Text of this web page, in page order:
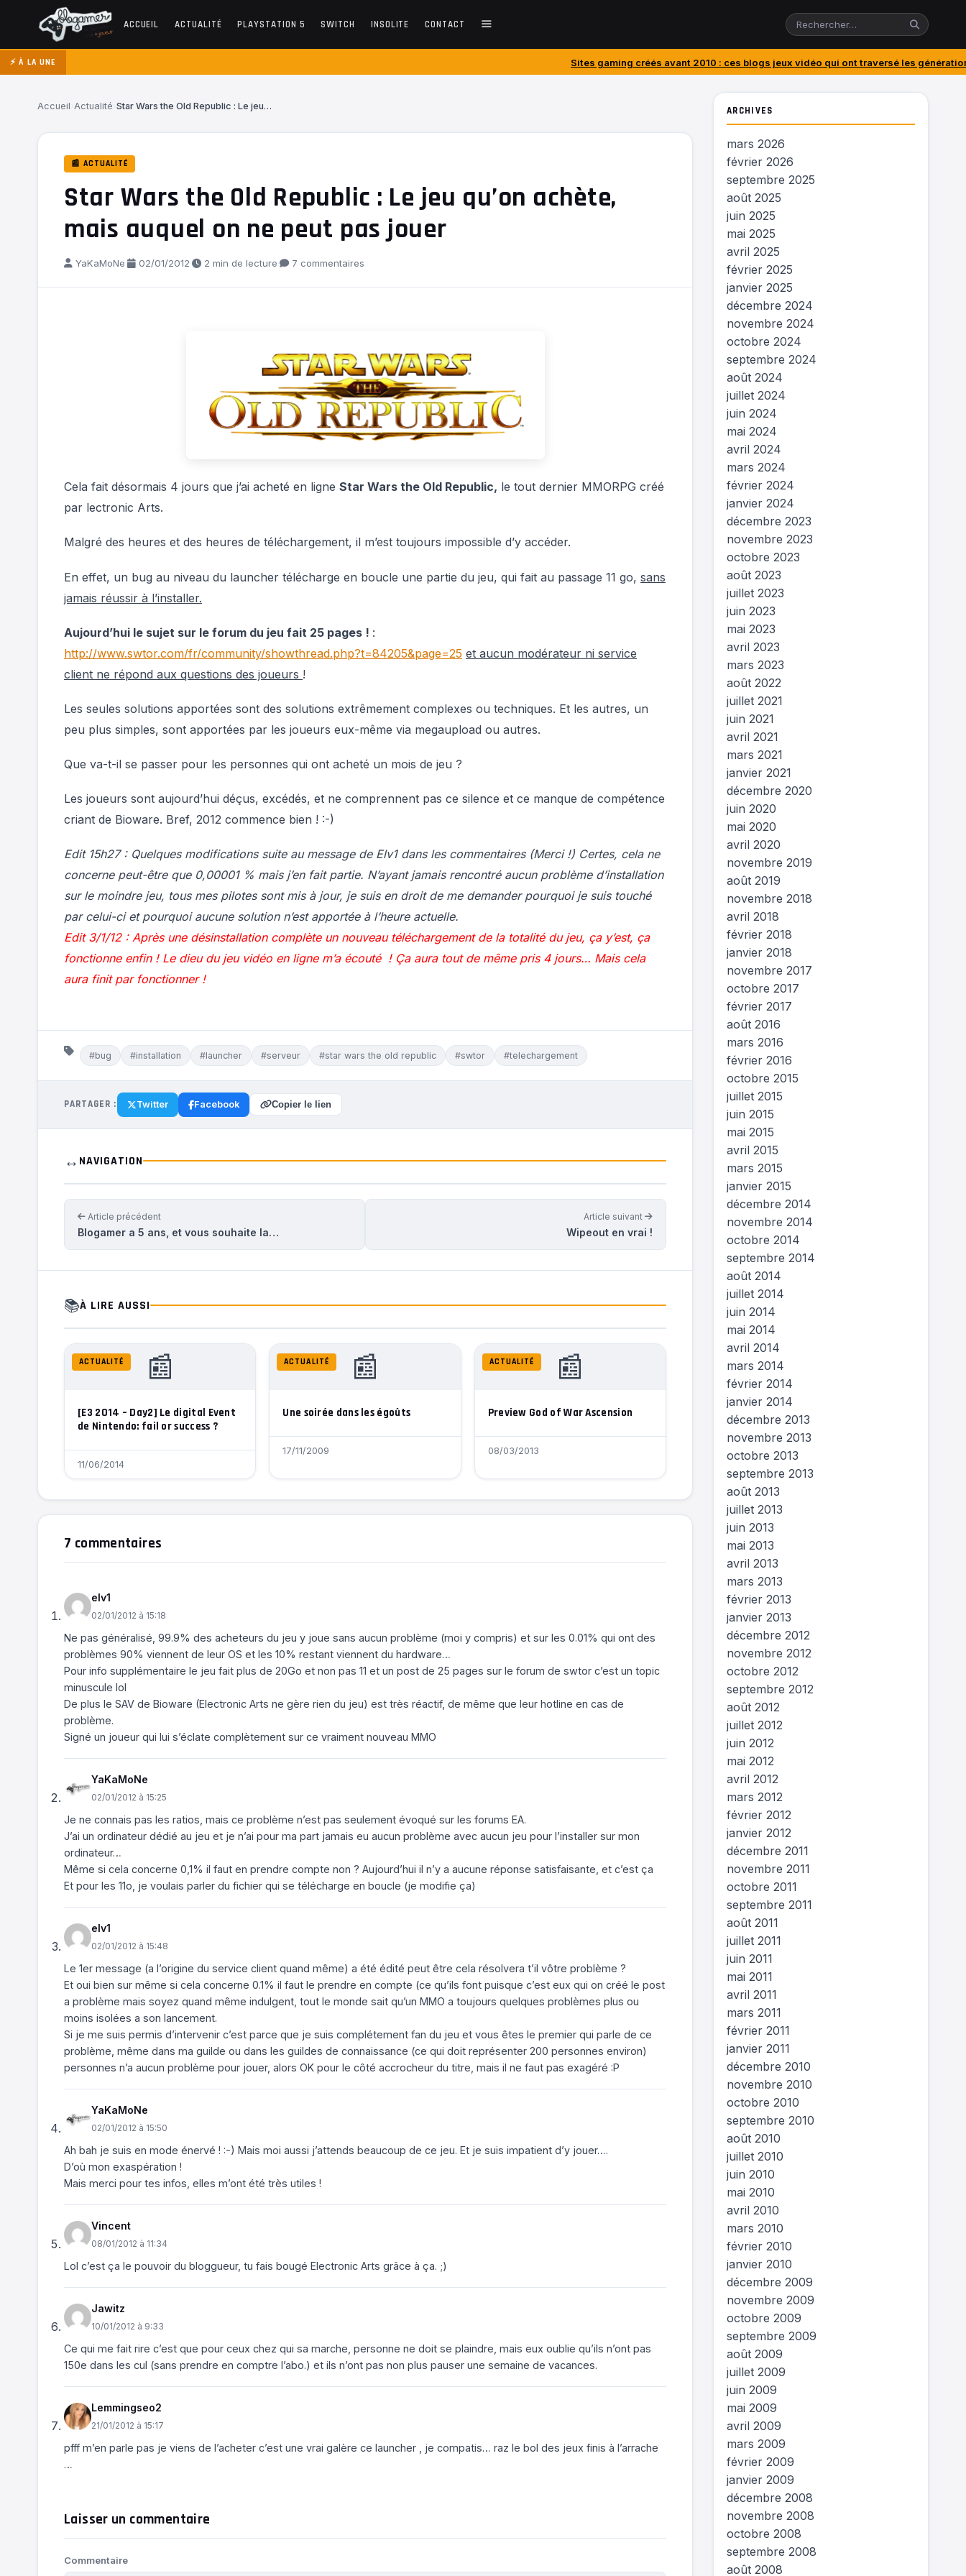
ACCUEIL ACTUALITÉ PLAYSTATION 5 SWITCH INSOLITE CONTACT
⚡ À LA UNE Sites gaming créés avant 2010 : ces blogs jeux vidéo qui ont traversé les générationsJ’ai acheté le
Accueil Actualité Star Wars the Old Republic : Le jeu…
📰 ACTUALITÉ
Star Wars the Old Republic : Le jeu qu’on achète,
mais auquel on ne peut pas jouer
YaKaMoNe· 02/01/2012· 2 min de lecture· 7 commentaires
Cela fait désormais 4 jours que j’ai acheté en ligne Star Wars the Old Republic, le tout dernier MMORPG créé
par lectronic Arts.
Malgré des heures et des heures de téléchargement, il m’est toujours impossible d’y accéder.
En effet, un bug au niveau du launcher télécharge en boucle une partie du jeu, qui fait au passage 11 go, sans
jamais réussir à l’installer.
Aujourd’hui le sujet sur le forum du jeu fait 25 pages ! :
http://www.swtor.com/fr/community/showthread.php?t=84205&page=25 et aucun modérateur ni service
client ne répond aux questions des joueurs !
Les seules solutions apportées sont des solutions extrêmement complexes ou techniques. Et les autres, un
peu plus simples, sont apportées par les joueurs eux-même via megaupload ou autres.
Que va-t-il se passer pour les personnes qui ont acheté un mois de jeu ?
Les joueurs sont aujourd’hui déçus, excédés, et ne comprennent pas ce silence et ce manque de compétence
criant de Bioware. Bref, 2012 commence bien ! :-)
Edit 15h27 : Quelques modifications suite au message de Elv1 dans les commentaires (Merci !) Certes, cela ne
concerne peut-être que 0,00001 % mais j’en fait partie. N’ayant jamais rencontré aucun problème d’installation
sur le moindre jeu, tous mes pilotes sont mis à jour, je suis en droit de me demander pourquoi je suis touché
par celui-ci et pourquoi aucune solution n’est apportée à l’heure actuelle.
Edit 3/1/12 : Après une désinstallation complète un nouveau téléchargement de la totalité du jeu, ça y’est, ça
fonctionne enfin ! Le dieu du jeu vidéo en ligne m’a écouté ! Ça aura tout de même pris 4 jours… Mais cela
aura finit par fonctionner !
#bug #installation #launcher #serveur #star wars the old republic #swtor #telechargement
PARTAGER : Twitter Facebook Copier le lien
↔️ NAVIGATION
Article précédent
Blogamer a 5 ans, et vous souhaite la…
Article suivant
Wipeout en vrai !
📚À LIRE AUSSI
📰
ACTUALITÉ
[E3 2014 – Day2] Le digital Event
de Nintendo: fail or success ?
11/06/2014
📰
ACTUALITÉ
Une soirée dans les égoûts
17/11/2009
📰
ACTUALITÉ
Preview God of War Ascension
08/03/2013
7 commentaires
elv1
02/01/2012 à 15:18
Ne pas généralisé, 99.9% des acheteurs du jeu y joue sans aucun problème (moi y compris) et sur les 0.01% qui ont des
problèmes 90% viennent de leur OS et les 10% restant viennent du hardware…
Pour info supplémentaire le jeu fait plus de 20Go et non pas 11 et un post de 25 pages sur le forum de swtor c’est un topic
minuscule lol
De plus le SAV de Bioware (Electronic Arts ne gère rien du jeu) est très réactif, de même que leur hotline en cas de
problème.
Signé un joueur qui lui s’éclate complètement sur ce vraiment nouveau MMO
YaKaMoNe
02/01/2012 à 15:25
Je ne connais pas les ratios, mais ce problème n’est pas seulement évoqué sur les forums EA.
J’ai un ordinateur dédié au jeu et je n’ai pour ma part jamais eu aucun problème avec aucun jeu pour l’installer sur mon
ordinateur…
Même si cela concerne 0,1% il faut en prendre compte non ? Aujourd’hui il n’y a aucune réponse satisfaisante, et c’est ça
Et pour les 11o, je voulais parler du fichier qui se télécharge en boucle (je modifie ça)
elv1
02/01/2012 à 15:48
Le 1er message (a l’origine du service client quand même) a été édité peut être cela résolvera t’il vôtre problème ?
Et oui bien sur même si cela concerne 0.1% il faut le prendre en compte (ce qu’ils font puisque c’est eux qui on créé le post
a problème mais soyez quand même indulgent, tout le monde sait qu’un MMO a toujours quelques problèmes plus ou
moins isolées a son lancement.
Si je me suis permis d’intervenir c’est parce que je suis complétement fan du jeu et vous êtes le premier qui parle de ce
problème, même dans ma guilde ou dans les guildes de connaissance (ce qui doit représenter 200 personnes environ)
personnes n’a aucun problème pour jouer, alors OK pour le côté accrocheur du titre, mais il ne faut pas exagéré :P
YaKaMoNe
02/01/2012 à 15:50
Ah bah je suis en mode énervé ! :-) Mais moi aussi j’attends beaucoup de ce jeu. Et je suis impatient d’y jouer….
D’où mon exaspération !
Mais merci pour tes infos, elles m’ont été très utiles !
Vincent
08/01/2012 à 11:34
Lol c’est ça le pouvoir du bloggueur, tu fais bougé Electronic Arts grâce à ça. ;)
Jawitz
10/01/2012 à 9:33
Ce qui me fait rire c’est que pour ceux chez qui sa marche, personne ne doit se plaindre, mais eux oublie qu’ils n’ont pas
150e dans les cul (sans prendre en comptre l’abo.) et ils n’ont pas non plus pauser une semaine de vacances.
Lemmingseo2
21/01/2012 à 15:17
pfff m’en parle pas je viens de l’acheter c’est une vrai galère ce launcher , je compatis… raz le bol des jeux finis à l’arrache
…
Laisser un commentaire
Commentaire
ARCHIVES
mars 2026
février 2026
septembre 2025
août 2025
juin 2025
mai 2025
avril 2025
février 2025
janvier 2025
décembre 2024
novembre 2024
octobre 2024
septembre 2024
août 2024
juillet 2024
juin 2024
mai 2024
avril 2024
mars 2024
février 2024
janvier 2024
décembre 2023
novembre 2023
octobre 2023
août 2023
juillet 2023
juin 2023
mai 2023
avril 2023
mars 2023
août 2022
juillet 2021
juin 2021
avril 2021
mars 2021
janvier 2021
décembre 2020
juin 2020
mai 2020
avril 2020
novembre 2019
août 2019
novembre 2018
avril 2018
février 2018
janvier 2018
novembre 2017
octobre 2017
février 2017
août 2016
mars 2016
février 2016
octobre 2015
juillet 2015
juin 2015
mai 2015
avril 2015
mars 2015
janvier 2015
décembre 2014
novembre 2014
octobre 2014
septembre 2014
août 2014
juillet 2014
juin 2014
mai 2014
avril 2014
mars 2014
février 2014
janvier 2014
décembre 2013
novembre 2013
octobre 2013
septembre 2013
août 2013
juillet 2013
juin 2013
mai 2013
avril 2013
mars 2013
février 2013
janvier 2013
décembre 2012
novembre 2012
octobre 2012
septembre 2012
août 2012
juillet 2012
juin 2012
mai 2012
avril 2012
mars 2012
février 2012
janvier 2012
décembre 2011
novembre 2011
octobre 2011
septembre 2011
août 2011
juillet 2011
juin 2011
mai 2011
avril 2011
mars 2011
février 2011
janvier 2011
décembre 2010
novembre 2010
octobre 2010
septembre 2010
août 2010
juillet 2010
juin 2010
mai 2010
avril 2010
mars 2010
février 2010
janvier 2010
décembre 2009
novembre 2009
octobre 2009
septembre 2009
août 2009
juillet 2009
juin 2009
mai 2009
avril 2009
mars 2009
février 2009
janvier 2009
décembre 2008
novembre 2008
octobre 2008
septembre 2008
août 2008